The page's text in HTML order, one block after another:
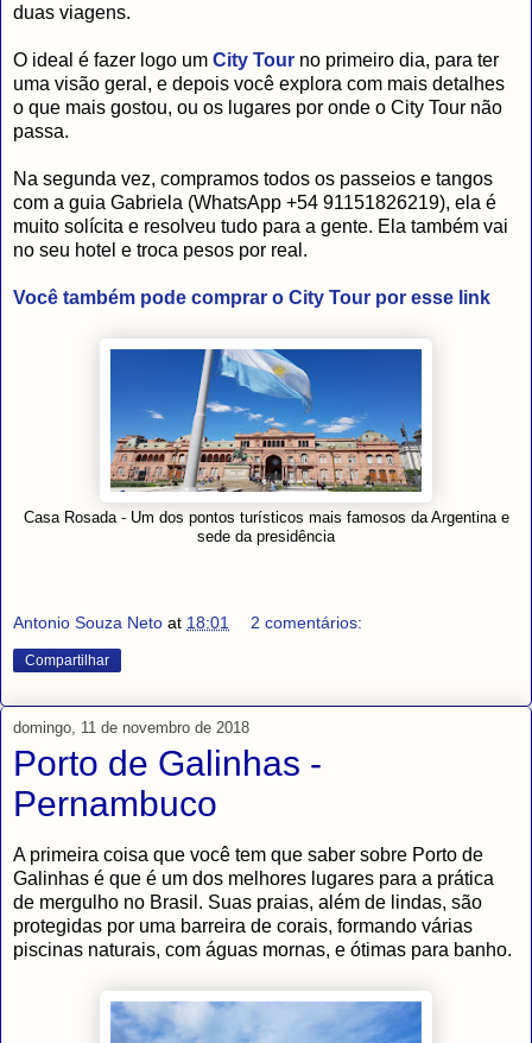
duas viagens.
O ideal é fazer logo um City Tour no primeiro dia, para ter
uma visão geral, e depois você explora com mais detalhes
o que mais gostou, ou os lugares por onde o City Tour não
passa.
Na segunda vez, compramos todos os passeios e tangos
com a guia Gabriela (WhatsApp +54 91151826219), ela é
muito solícita e resolveu tudo para a gente. Ela também vai
no seu hotel e troca pesos por real.
Você também pode comprar o City Tour por esse link
Casa Rosada - Um dos pontos turísticos mais famosos da Argentina e
sede da presidência
Antonio Souza Neto at 18:01 2 comentários:
Compartilhar
domingo, 11 de novembro de 2018
Porto de Galinhas -
Pernambuco
A primeira coisa que você tem que saber sobre Porto de
Galinhas é que é um dos melhores lugares para a prática
de mergulho no Brasil. Suas praias, além de lindas, são
protegidas por uma barreira de corais, formando várias
piscinas naturais, com águas mornas, e ótimas para banho.